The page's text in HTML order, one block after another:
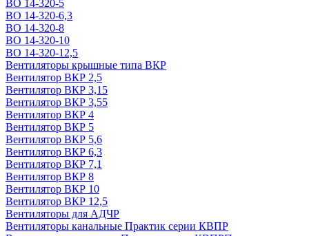
ВО 14-320-5
ВО 14-320-6,3
ВО 14-320-8
ВО 14-320-10
ВО 14-320-12,5
Вентиляторы крышные типа ВКР
Вентилятор ВКР 2,5
Вентилятор ВКР 3,15
Вентилятор ВКР 3,55
Вентилятор ВКР 4
Вентилятор ВКР 5
Вентилятор ВКР 5,6
Вентилятор ВКР 6,3
Вентилятор ВКР 7,1
Вентилятор ВКР 8
Вентилятор ВКР 10
Вентилятор ВКР 12,5
Вентиляторы для АДЧР
Вентиляторы канальные Практик серии КВПР